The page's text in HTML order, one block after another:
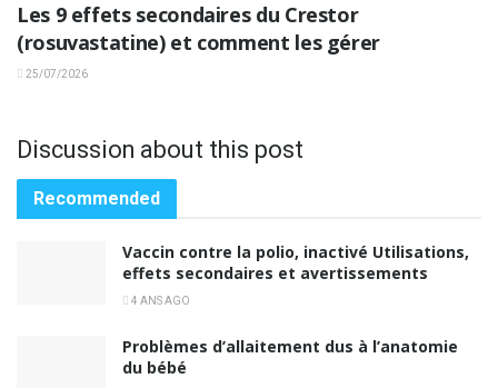
Les 9 effets secondaires du Crestor
(rosuvastatine) et comment les gérer
25/07/2026
Discussion about this post
Recommended
Vaccin contre la polio, inactivé Utilisations,
effets secondaires et avertissements
4 ANS AGO
Problèmes d’allaitement dus à l’anatomie
du bébé